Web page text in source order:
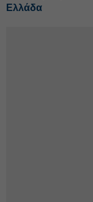
Ελλάδα